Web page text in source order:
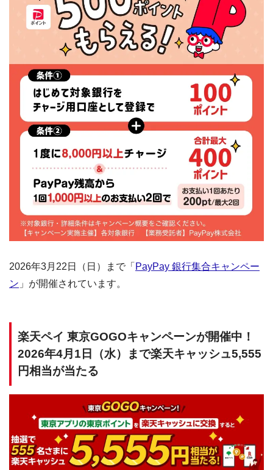
2026年3月22日（日）まで「 PayPay 銀行集合キャンペー
ン 」が開催されています。
楽天ペイ 東京GOGOキャンペーンが開催中！
2026年4月1日（水）まで楽天キャッシュ5,555
円相当が当たる